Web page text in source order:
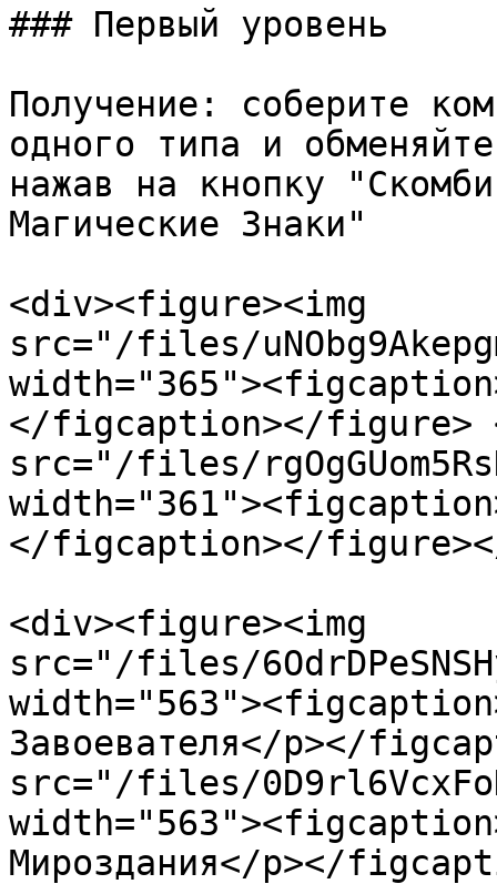
### Первый уровень
Получение: соберите
одного типа и
нажав на кнопку
Магические Знаки"
<div><figure><img
src="/files/
</figcaption></figure>
src="/files/
</figcaption></
<div><figure><img
src="/files/
Завоевателя</p></
src="/files/
Мироздания</p></